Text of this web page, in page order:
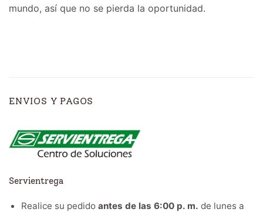
mundo, así que no se pierda la oportunidad.
ENVIOS Y PAGOS
Servientrega
Realice su pedido antes de las 6:00 p. m. de lunes a